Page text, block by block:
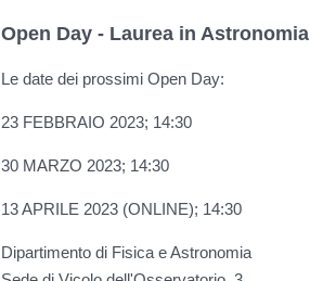
Open Day - Laurea in Astronomia
Le date dei prossimi Open Day:
23 FEBBRAIO 2023; 14:30
30 MARZO 2023; 14:30
13 APRILE 2023 (ONLINE); 14:30
Dipartimento di Fisica e Astronomia